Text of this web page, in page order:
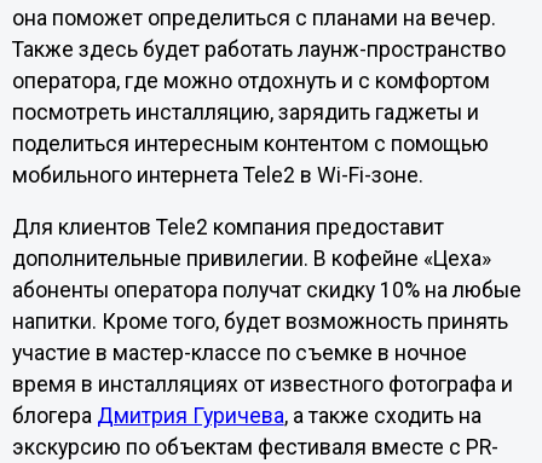
она поможет определиться с планами на вечер.
Также здесь будет работать лаунж-пространство
оператора, где можно отдохнуть и с комфортом
посмотреть инсталляцию, зарядить гаджеты и
поделиться интересным контентом с помощью
мобильного интернета Tele2 в Wi-Fi-зоне.
Для клиентов Tele2 компания предоставит
дополнительные привилегии. В кофейне «Цеха»
абоненты оператора получат скидку 10% на любые
напитки. Кроме того, будет возможность принять
участие в мастер-классе по съемке в ночное
время в инсталляциях от известного фотографа и
блогера Дмитрия Гуричева, а также сходить на
экскурсию по объектам фестиваля вместе с PR-